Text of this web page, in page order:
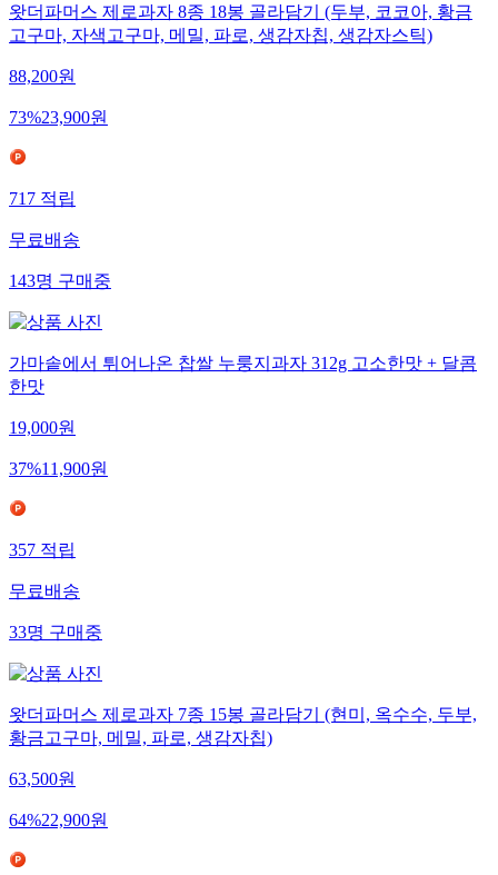
왓더파머스 제로과자 8종 18봉 골라담기 (두부, 코코아, 황금
고구마, 자색고구마, 메밀, 파로, 생감자칩, 생감자스틱)
88,200원
73%23,900원
717적립
무료배송
143명구매중
가마솥에서 튀어나온 찹쌀 누룽지과자 312g 고소한맛 + 달콤
한맛
19,000원
37%11,900원
357적립
무료배송
33명구매중
왓더파머스 제로과자 7종 15봉 골라담기 (현미, 옥수수, 두부,
황금고구마, 메밀, 파로, 생감자칩)
63,500원
64%22,900원